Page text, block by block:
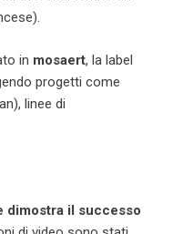
in mosaert, la label
progetti come
, linee di
dimostra il successo